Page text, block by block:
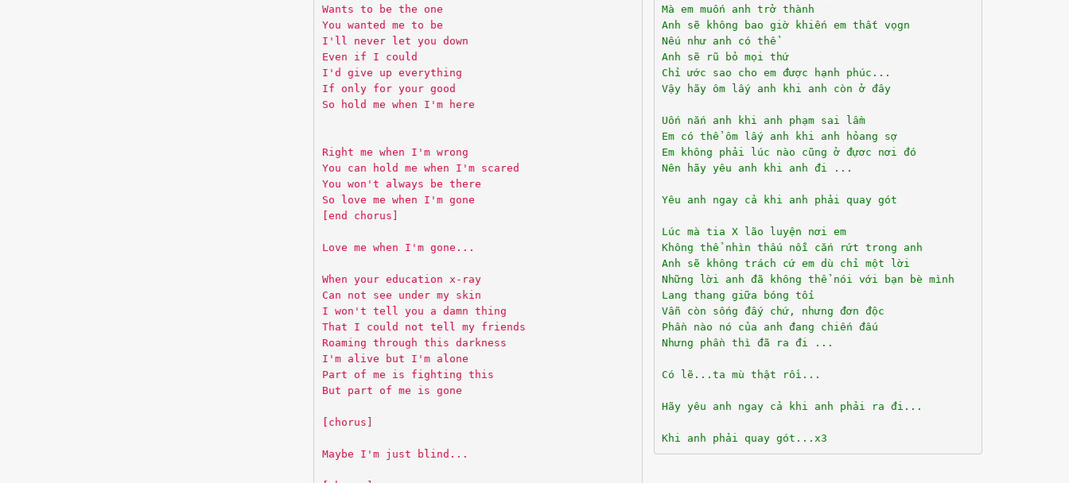
Wants to be the one
You wanted me to be
I'll never let you down
Even if I could
I'd give up everything
If only for your good
So hold me when I'm here
Right me when I'm wrong
You can hold me when I'm scared
You won't always be there
So love me when I'm gone
[end chorus]
Love me when I'm gone...
When your education x-ray
Can not see under my skin
I won't tell you a damn thing
That I could not tell my friends
Roaming through this darkness
I'm alive but I'm alone
Part of me is fighting this
But part of me is gone
[chorus]
Maybe I'm just blind...
Mà em muốn anh trở thành
Anh sẽ không bao giờ khiến em thất vọgn
Nếu như anh có thể
Anh sẽ rũ bỏ mọi thứ
Chỉ ước sao cho em được hạnh phúc...
Vậy hãy ôm lấy anh khi anh còn ở đây
Uốn nắn anh khi anh phạm sai lầm
Em có thể ôm lấy anh khi anh hỏang sợ
Em không phải lúc nào cũng ở đựơc nơi đó
Nên hãy yêu anh khi anh đi ...
Yêu anh ngay cả khi anh phải quay gót
Lúc mà tia X lão luyện nơi em
Không thể nhìn thấu nỗi cắn rứt trong anh
Anh sẽ không trách cứ em dù chỉ một lời
Những lời anh đã không thể nói với bạn bè mình
Lang thang giữa bóng tối
Vẫn còn sống đấy chứ, nhưng đơn độc
Phần nào nó của anh đang chiến đấu
Nhưng phần thì đã ra đi ...
Có lẽ...ta mù thật rồi...
Hãy yêu anh ngay cả khi anh phải ra đi...
Khi anh phải quay gót...x3